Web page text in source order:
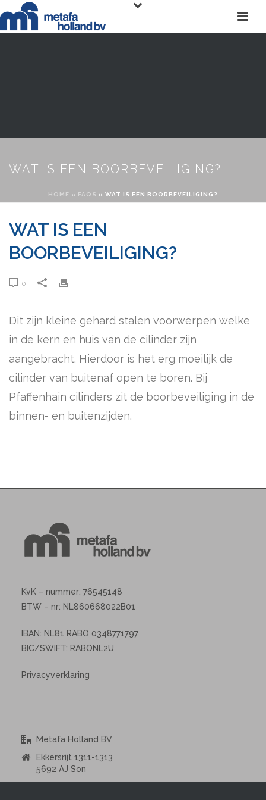
WAT IS EEN BOORBEVEILIGING?
HOME » FAQS » WAT IS EEN BOORBEVEILIGING?
WAT IS EEN
BOORBEVEILIGING?
0
Dit zijn kleine gehard stalen voorwerpen welke
in de kern en huis van de cilinder zijn
aangebracht. Hierdoor is het erg moeilijk de
cilinder van buitenaf open te boren. Bij
Pfaffenhain cilinders zit de boorbeveiliging in de
binnen- en buitenzijden.
KvK – nummer: 76545148
BTW – nr: NL860668022B01
IBAN: NL81 RABO 0348771797
BIC/SWIFT: RABONL2U
Privacyverklaring
Metafa Holland BV
Ekkersrijt 1311-1313
5692 AJ Son